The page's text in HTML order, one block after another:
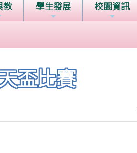
教 學生發展 校園資訊
盃比賽